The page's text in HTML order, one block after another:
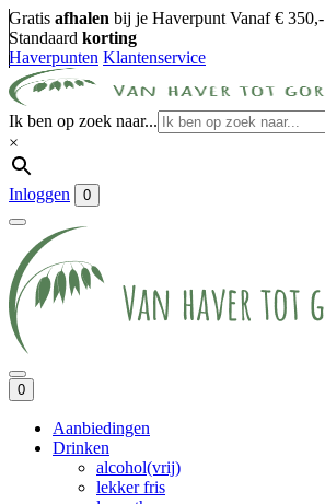
Gratis afhalen bij je Haverpunt Vanaf € 350,-
Standaard korting
Haverpunten Klantenservice
Ik ben op zoek naar...
×
Inloggen 0
0
Aanbiedingen
Drinken
alcohol(vrij)
lekker fris